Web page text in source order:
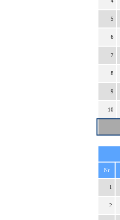
5
6
7
8
9
10
Nr
1
2